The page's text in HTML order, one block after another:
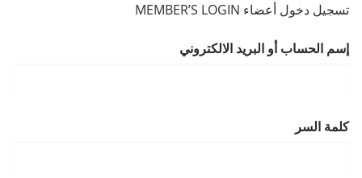
تسجيل دخول أعضاء MEMBER’S LOGIN
إسم الحساب أو البريد الالكتروني
كلمة السر